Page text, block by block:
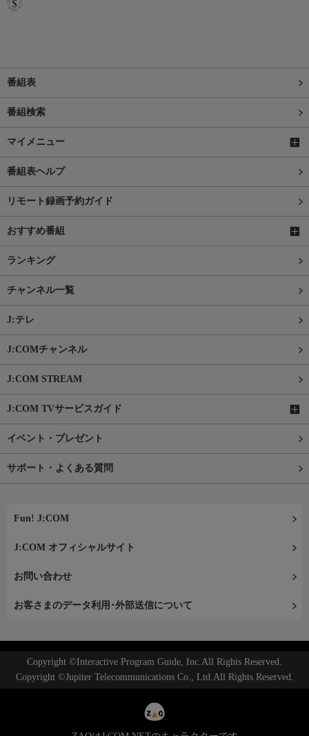
番組表
番組検索
マイメニュー
番組表ヘルプ
リモート録画予約ガイド
おすすめ番組
ランキング
チャンネル一覧
J:テレ
J:COMチャンネル
J:COM STREAM
J:COM TVサービスガイド
イベント・プレゼント
サポート・よくある質問
Fun! J:COM
J:COM オフィシャルサイト
お問い合わせ
お客さまのデータ利用･外部送信について
Copyright ©Interactive Program Guide, Inc.All Rights Reserved.
Copyright ©Jupiter Telecommunications Co., Ltd.All Rights Reserved.